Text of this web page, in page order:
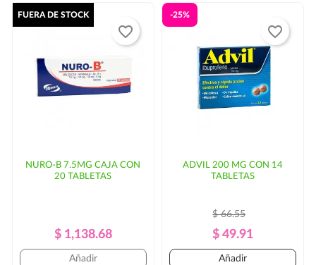
NURO-B 7.5MG CAJA CON
20 TABLETAS
Precio
Regular
Precio
$ 1,138.68
FUERA DE STOCK
Añadir
favorite_border
ADVIL 200 MG CON 14
TABLETAS
Precio
Regular
$ 66.55
Precio
$ 49.91
-25%
Añadir
favorite_border